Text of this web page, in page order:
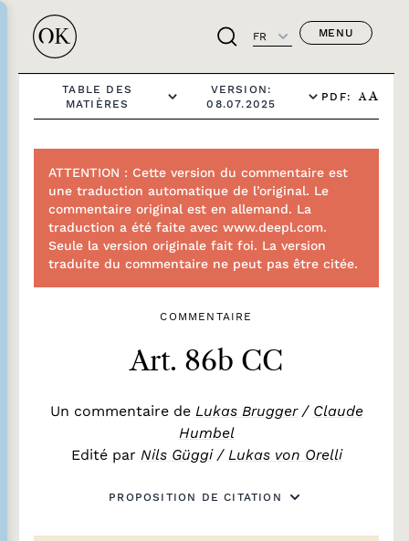
FR MENU
TABLE DES
MATIÈRES
VERSION:
08.07.2025
PDF: A A
ATTENTION : Cette version du commentaire est
une traduction automatique de l’original. Le
commentaire original est en allemand. La
traduction a été faite avec www.deepl.com.
Seule la version originale fait foi. La version
traduite du commentaire ne peut pas être citée.
COMMENTAIRE
Art. 86b CC
Un commentaire de Lukas Brugger/ Claude
Humbel
Edité par Nils Güggi/ Lukas von Orelli
PROPOSITION DE CITATION